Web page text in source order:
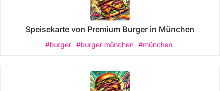
Speisekarte von Premium Burger in München
#burger #burger münchen #münchen